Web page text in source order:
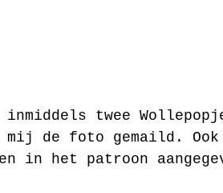
inmiddels twee
mij de foto gemaild.
in het patroon